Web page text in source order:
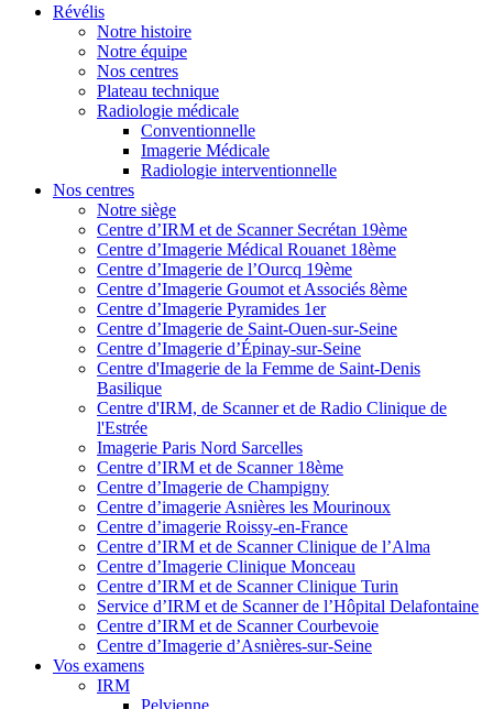
Révélis
Notre histoire
Notre équipe
Nos centres
Plateau technique
Radiologie médicale
Conventionnelle
Imagerie Médicale
Radiologie interventionnelle
Nos centres
Notre siège
Centre d’IRM et de Scanner Secrétan 19ème
Centre d’Imagerie Médical Rouanet 18ème
Centre d’Imagerie de l’Ourcq 19ème
Centre d’Imagerie Goumot et Associés 8ème
Centre d’Imagerie Pyramides 1er
Centre d’Imagerie de Saint-Ouen-sur-Seine
Centre d’Imagerie d’Épinay-sur-Seine
Centre d'Imagerie de la Femme de Saint-Denis
Basilique
Centre d'IRM, de Scanner et de Radio Clinique de
l'Estrée
Imagerie Paris Nord Sarcelles
Centre d’IRM et de Scanner 18ème
Centre d’Imagerie de Champigny
Centre d’imagerie Asnières les Mourinoux
Centre d’imagerie Roissy-en-France
Centre d’IRM et de Scanner Clinique de l’Alma
Centre d’Imagerie Clinique Monceau
Centre d’IRM et de Scanner Clinique Turin
Service d’IRM et de Scanner de l’Hôpital Delafontaine
Centre d’IRM et de Scanner Courbevoie
Centre d’Imagerie d’Asnières-sur-Seine
Vos examens
IRM
Pelvienne